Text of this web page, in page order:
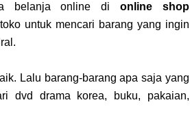
belanja online dionline shop
untuk mencari barang yang ingin
Lalu barang-barang apa saja yang
dvd drama korea, buku, pakaian,